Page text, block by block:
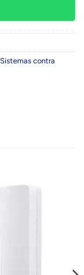
Sistemas contra